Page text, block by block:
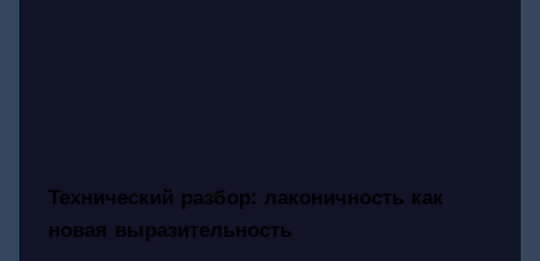
Технический разбор: лаконичность как
новая выразительность